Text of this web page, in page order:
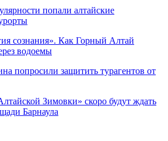
попали алтайские
сознания». Как Горный Алтай
водоемы
попросили защитить турагентов от
Зимовки» скоро будут ждать
Барнаула